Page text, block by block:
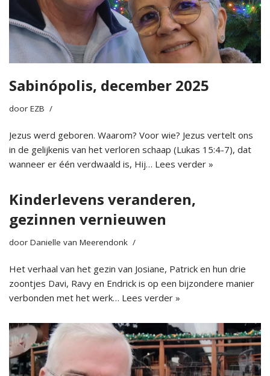
Sabinópolis, december 2025
door EZB
Jezus werd geboren. Waarom? Voor wie? Jezus vertelt ons
in de gelijkenis van het verloren schaap (Lukas 15:4-7), dat
wanneer er één verdwaald is, Hij… Lees verder »
Kinderlevens veranderen,
gezinnen vernieuwen
door Danielle van Meerendonk
Het verhaal van het gezin van Josiane, Patrick en hun drie
zoontjes Davi, Ravy en Endrick is op een bijzondere manier
verbonden met het werk… Lees verder »